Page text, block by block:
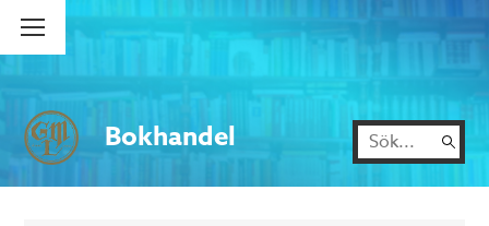
Bokhandel